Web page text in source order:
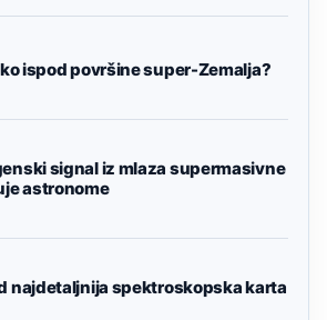
ispod površine super-Zemalja?
signal iz mlaza supermasivne
astronome
najdetaljnija spektroskopska karta